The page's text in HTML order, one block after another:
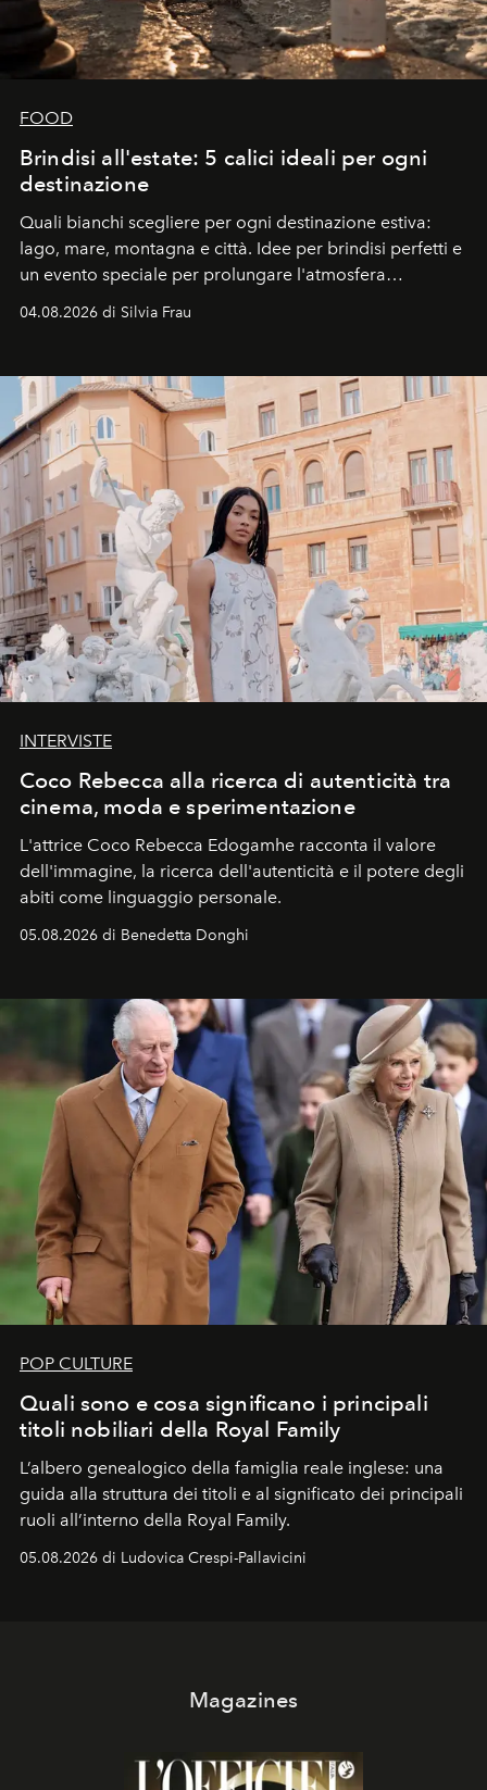
FOOD
Brindisi all'estate: 5 calici ideali per ogni
destinazione
Quali bianchi scegliere per ogni destinazione estiva:
lago, mare, montagna e città. Idee per brindisi perfetti e
un evento speciale per prolungare l'atmosfera
04.08.2026 di Silvia Frau
INTERVISTE
Coco Rebecca alla ricerca di autenticità tra
cinema, moda e sperimentazione
L'attrice Coco Rebecca Edogamhe racconta il valore
dell'immagine, la ricerca dell'autenticità e il potere degli
abiti come linguaggio personale.
05.08.2026 di Benedetta Donghi
POP CULTURE
Quali sono e cosa significano i principali
titoli nobiliari della Royal Family
L’albero genealogico della famiglia reale inglese: una
guida alla struttura dei titoli e al significato dei principali
ruoli all’interno della Royal Family.
05.08.2026 di Ludovica Crespi-Pallavicini
Magazines